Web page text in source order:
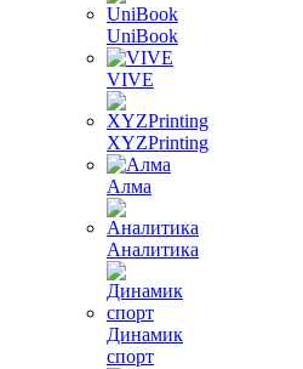
UniBook
VIVE
XYZPrinting
Алма
Аналитика
Динамик
спорт